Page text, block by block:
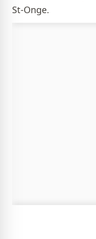
St-Onge.